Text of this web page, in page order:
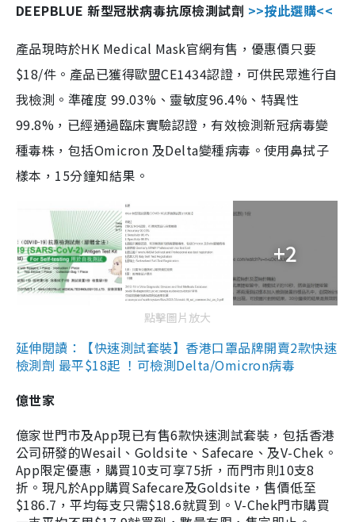
DEEPBLUE 新型冠狀病毒抗原檢測試劑 >>按此選購<<
產品現時於HK Medical Mask官網有售，優惠價只要
$18/件。產品已獲得歐盟CE1434認證，可供民眾進行自
我檢測。準確度 99.03%、靈敏度96.4%、特異性
99.8%，已經通過臨床實驗認證，有效檢測新冠病毒變
種毒株，包括Omicron 及Delta變種病毒。使用鼻拭子
樣本，15分鐘知結果。
+2
點擊圖片放大
延伸閱讀：【快速測試套裝】香港口罩品牌開賣2款快速
檢測劑 最平$18起 ！可檢測Delta/Omicron病毒
億世家
億家世門市及App現已有售6款快速測試套裝，包括香港
公司研發的Wesail、Goldsite、Safecare、及V-Chek。
App限定優惠，購買10支可享75折，而門市則10支8
折。現凡於App購買Safecare及Goldsite，售價低至
$186.7，平均每支只需$18.6就買到。V-Chek門市購買